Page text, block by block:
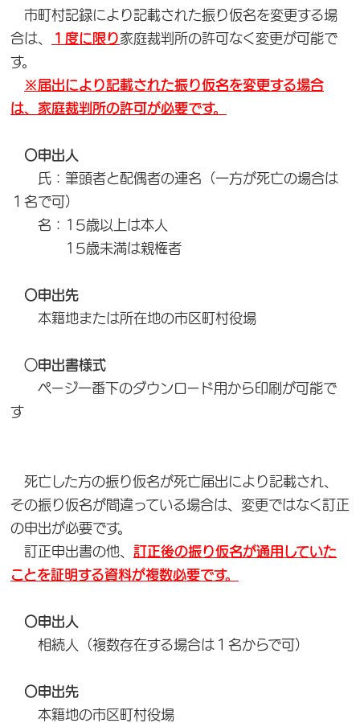
市町村記録により記載された振り仮名を変更する場
合は、
１度に限り家庭裁判所の許可なく変更が可能で
す。
※届出により記載された振り仮名を変更する場合
は、家庭裁判所の許可が必要です。
〇申出人
氏：筆頭者と配偶者の連名（一方が死亡の場合は
１名で可）
名：15歳以上は本人
15歳未満は親権者
〇申出先
本籍地または所在地の市区町村役場
○申出書様式
ページ一番下のダウンロード用から印刷が可能で
す
死亡した方の振り仮名が死亡届出により記載され、
その振り仮名が間違っている場合は、変更ではなく訂正
の申出が必要です。
訂正申出書の他、 訂正後の振り仮名が通用していた
ことを証明する資料が複数必要です。
〇申出人
相続人（複数存在する場合は１名からで可）
〇申出先
本籍地の市区町村役場